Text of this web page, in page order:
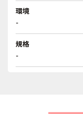
環境
-
規格
-